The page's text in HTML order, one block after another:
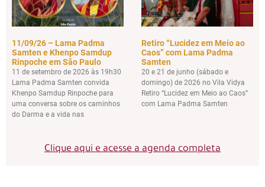
11/09/26 – Lama Padma
Samten e Khenpo Samdup
Rinpoche em São Paulo
11 de setembro de 2026 às 19h30
Lama Padma Samten convida
Khenpo Samdup Rinpoche para
uma conversa sobre os caminhos
do Darma e a vida nas
Retiro “Lucidez em Meio ao
Caos” com Lama Padma
Samten
20 e 21 de junho (sábado e
domingo) de 2026 no Vila Vidya
Retiro “Lucidez em Meio ao Caos”
com Lama Padma Samten
Clique aqui e acesse a agenda completa